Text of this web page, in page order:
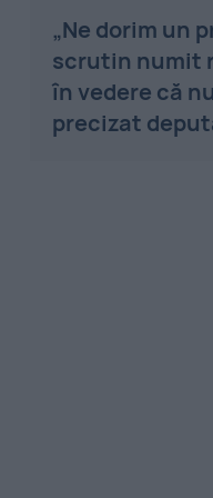
„Ne dorim un
scrutin numit
în vedere că
precizat